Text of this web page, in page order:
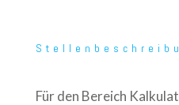
Für den Bereich